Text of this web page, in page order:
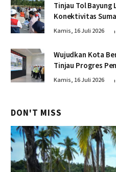
Tinjau Tol Bayung
Konektivitas
Kamis, 16 Juli 2026
Wujudkan Kota
Tinjau Progres
Kamis, 16 Juli 2026
DON'T MISS